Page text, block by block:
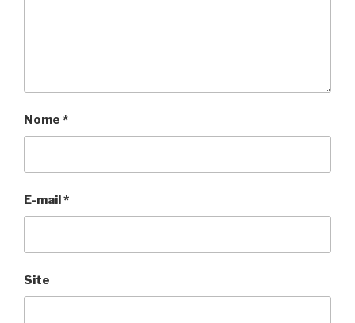
Nome *
E-mail *
Site